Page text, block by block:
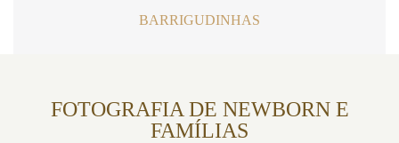
BARRIGUDINHAS
FOTOGRAFIA DE NEWBORN E
FAMÍLIAS